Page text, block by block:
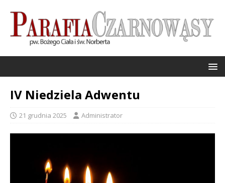
IV Niedziela Adwentu
21 grudnia 2025 Administrator